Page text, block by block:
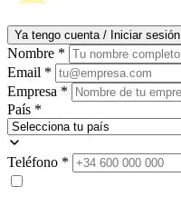
Ya tengo cuenta / Iniciar sesión
Nombre *
Email *
Empresa *
País *
Teléfono *